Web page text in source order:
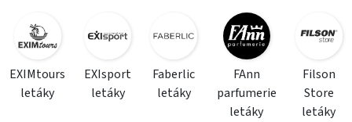
EXIMtours
letáky
EXIsport
letáky
Faberlic
letáky
FAnn
parfumerie
letáky
Filson
Store
letáky